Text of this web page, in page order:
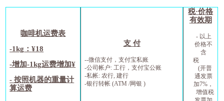
咖啡机运费表
-1kg ：¥18
-增加-1kg运费增加¥
-按照机器的重量计
算运费
支 付
--微信支付，支付宝私账
-公司帐户: 工行，支付宝公账
-私帐: 农行 ,建行
-银行转帐 (ATM /网银 )
税·价格
有效期
- 以上
价格不
含
税
(开普
通发票
加7% ，
增值税